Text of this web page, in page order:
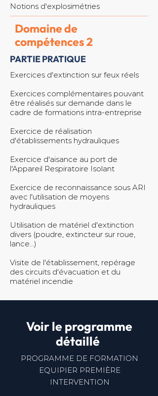
Notions d'explosimétries
Domaine de
compétences 2
PARTIE PRATIQUE
Exercices d'extinction sur feux réels
Exercices complémentaires pouvant
être réalisés sur demande dans le
cadre de formations intra-entreprise
Exercice de réalisation
d'établissements hydrauliques
Exercice d'aisance au port de
l'Appareil Respiratoire Isolant
Exercice de reconnaissance sous ARI
avec l'utilisation de moyens
hydrauliques
Utilisation de matériel d'extinction
divers (poudre, extincteur sur roue,
lance...)
Visite de l'établissement, repérage
des circuits d'évacuation et du
matériel incendie
Voir le programme
détaillé
PROGRAMME DE FORMATION
EQUIPIER PREMIÈRE
INTERVENTION